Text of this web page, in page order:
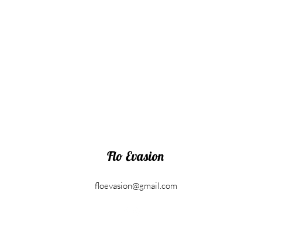
Flo Evasion
floevasion@gmail.com